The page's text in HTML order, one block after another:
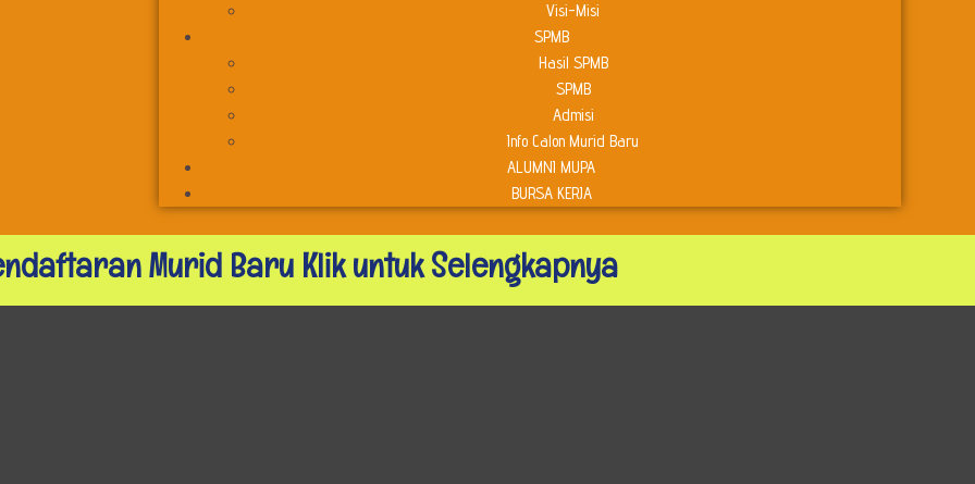
Visi-Misi
SPMB
Hasil SPMB
SPMB
Admisi
Info Calon Murid Baru
ALUMNI MUPA
BURSA KERJA
Murid Baru Klik untuk Selengkapnya